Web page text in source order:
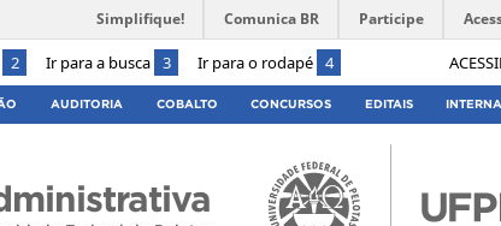
2 Ir para a busca 3 Ir para o rodapé 4
Simplifique! Comunica BR Participe
AUDITORIA COBALTO CONCURSOS EDITAIS